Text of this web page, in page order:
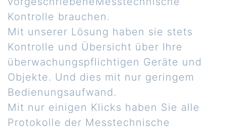
Kontrolle brauchen.
Mit unserer Lösung haben sie stets
Kontrolle und Übersicht über Ihre
überwachungspflichtigen Geräte und
Objekte. Und dies mit nur geringem
Bedienungsaufwand.
Mit nur einigen Klicks haben Sie alle
Protokolle der Messtechnische